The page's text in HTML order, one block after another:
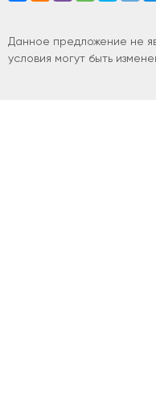
Данное предложение не
условия могут быть